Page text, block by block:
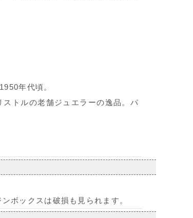
年代頃。
トルの老舗ジュエラーの逸品。パ
ボックスは破損も見られます。